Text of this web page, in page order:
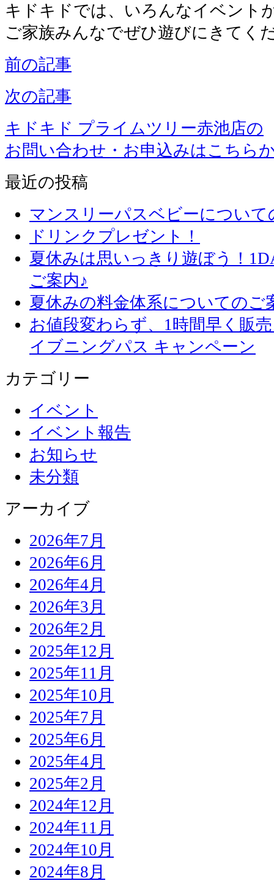
キドキドでは、いろんなイベント
ご家族みんなでぜひ遊びにきてく
前の記事
次の記事
キドキド プライムツリー赤池店の
お問い合わせ・お申込みはこちら
最近の投稿
マンスリーパスベビーについて
ドリンクプレゼント！
夏休みは思いっきり遊ぼう！
ご案内♪
夏休みの料金体系についてのご
お値段変わらず、1
イブニングパス キャンペーン
カテゴリー
イベント
イベント報告
お知らせ
未分類
アーカイブ
2026年7月
2026年6月
2026年4月
2026年3月
2026年2月
2025年12月
2025年11月
2025年10月
2025年7月
2025年6月
2025年4月
2025年2月
2024年12月
2024年11月
2024年10月
2024年8月